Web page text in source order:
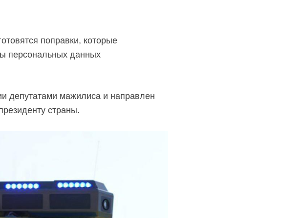
поправки, которые
персональных данных
депутатами мажилиса и направлен
страны.